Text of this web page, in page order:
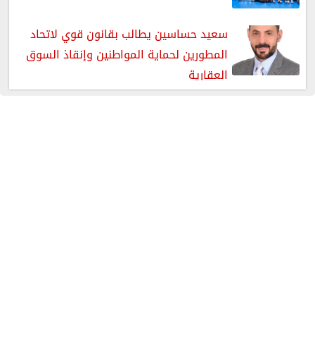
سعيد حساسين يطالب بقانون قوي لاتحاد
المطورين لحماية المواطنين وإنقاذ السوق
العقارية